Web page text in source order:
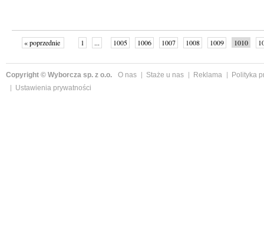
« poprzednie 1 ... 1005 1006 1007 1008 1009 1010
Copyright © Wyborcza sp. z o.o. O nas Staże u nas Reklama
Polityka
Ustawienia prywatności